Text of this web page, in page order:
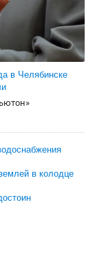
в Челябинске
в колодце